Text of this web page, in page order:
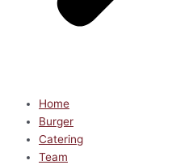
Home
Burger
Catering
Team